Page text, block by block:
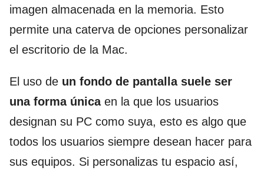
imagen almacenada en la memoria. Esto
permite una caterva de opciones personalizar
el escritorio de la Mac.
El uso de un fondo de pantalla suele ser
una forma únicaen la que los usuarios
designan su PC como suya, esto es algo que
todos los usuarios siempre desean hacer para
sus equipos. Si personalizas tu espacio así,